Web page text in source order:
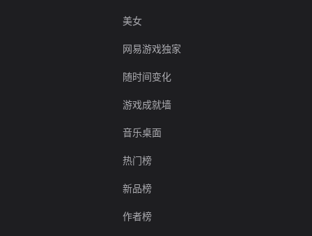
美女
网易游戏独家
随时间变化
游戏成就墙
音乐桌面
热门榜
新品榜
作者榜